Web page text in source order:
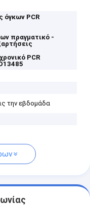
όγκων PCR
πραγματικό -
PCR
την εβδομάδα